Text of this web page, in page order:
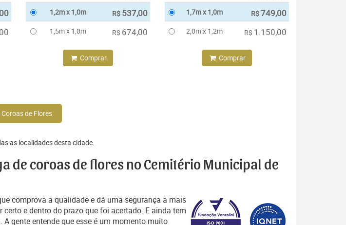
1,2m x 1,0m R$ 537,00
1,5m x 1,0m R$ 674,00
Comprar
1,7m x 1,0m R$749,00
2,0m x 1,2m R$ 1.150,00
Comprar
de Flores
as localidades desta cidade.
de coroas de flores no Cemitério Municipal de
comprova a qualidade e dá uma segurança a mais
e dentro do prazo que foi acertado. E ainda tem
gente entende que esse é um momento muito